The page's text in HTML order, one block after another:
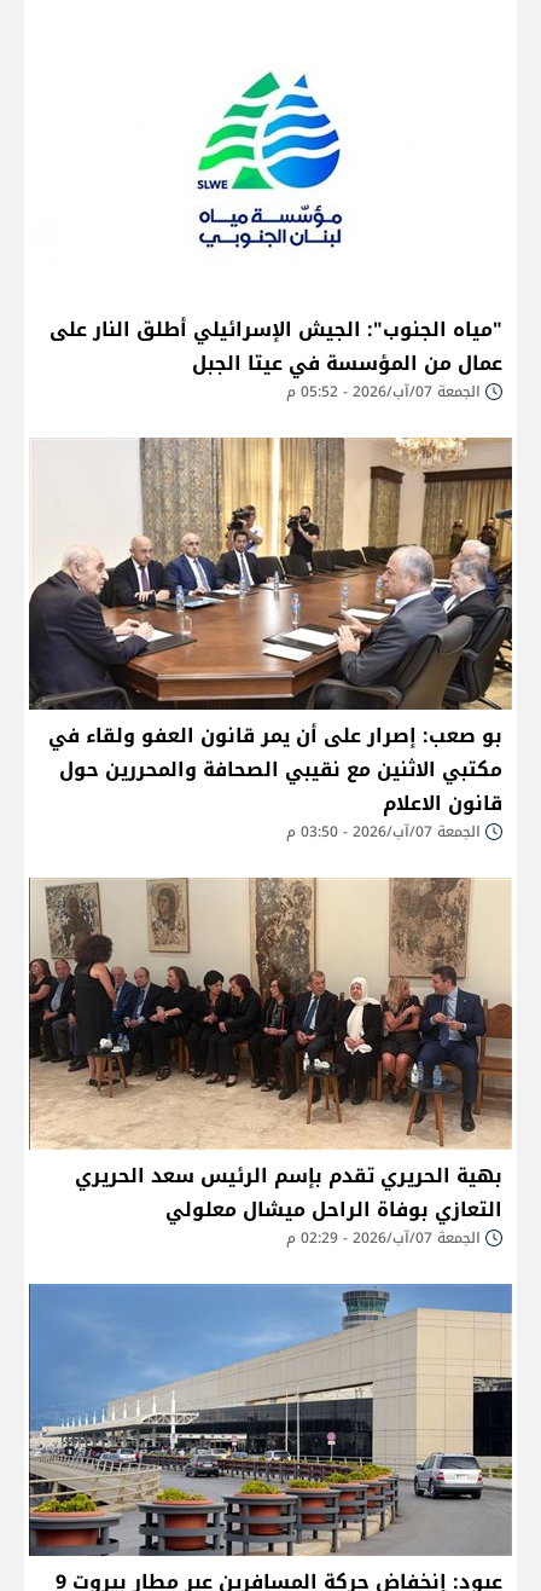
"مياه الجنوب": الجيش الإسرائيلي أطلق النار على
عمال من المؤسسة في عيتا الجبل
الجمعة 07/آب/2026 - 05:52 م
بو صعب: إصرار على أن يمر قانون العفو ولقاء في
مكتبي الاثنين مع نقيبي الصحافة والمحررين حول
قانون الاعلام
الجمعة 07/آب/2026 - 03:50 م
بهية الحريري تقدم بإسم الرئيس سعد الحريري
التعازي بوفاة الراحل ميشال معلولي
الجمعة 07/آب/2026 - 02:29 م
عبود: إنخفاض حركة المسافرين عبر مطار بيروت 9